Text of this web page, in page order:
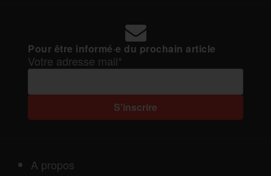
Pour être informé·e du prochain article
Votre adresse mail*
A propos